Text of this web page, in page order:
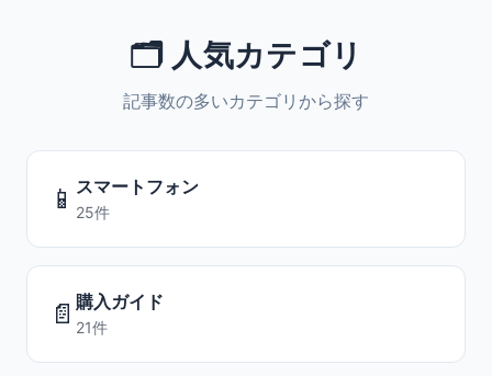
🗂️ 人気カテゴリ
記事数の多いカテゴリから探す
📱 スマートフォン
25件
📄 購入ガイド
21件